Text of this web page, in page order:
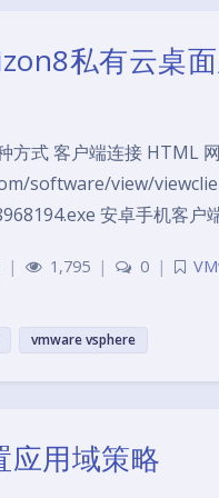
私有云桌
方式 客户端连接 HTML
software/view/
安卓手机客
| 1,795 | 0 |
vmware vsphere
用域策略